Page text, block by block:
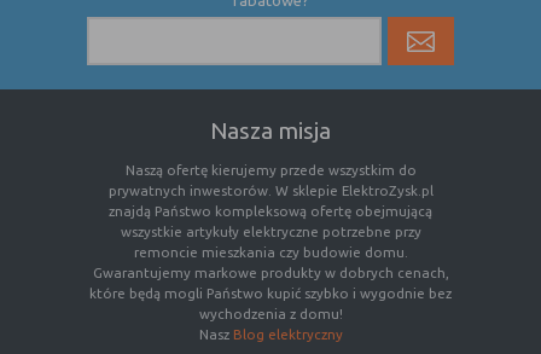
Cookies
cookie umieszczone na czas korzystania z
po jej zamknięciu
nie jest kasowane po zamknięciu
przeglądarki i pozostaje w urządzeniu
użytkownika na określony czas lub bez
okresu ważności w zależności od ustawień
właściciela witryny
Nasza misja
Naszą ofertę kierujemy przede wszystkim do
prywatnych inwestorów. W sklepie ElektroZysk.pl
znajdą Państwo kompleksową ofertę obejmującą
wszystkie artykuły elektryczne potrzebne przy
remoncie mieszkania czy budowie domu.
Gwarantujemy markowe produkty w dobrych cenach,
które będą mogli Państwo kupić szybko i wygodnie bez
wychodzenia z domu!
Nasz Blog elektryczny